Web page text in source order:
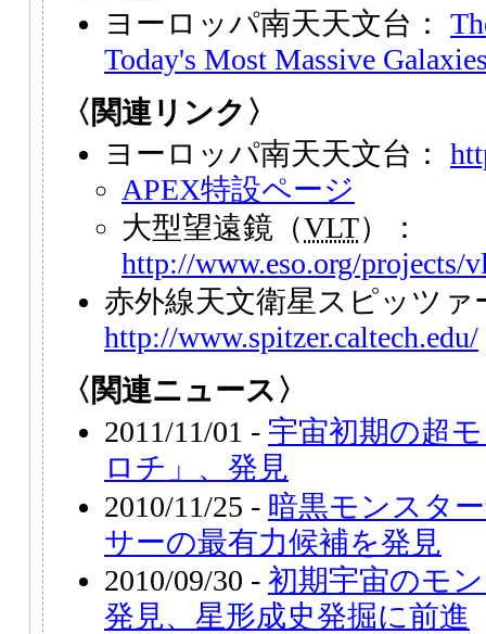
ヨーロッパ南天天文台：
Today's Most Massive
〈関連リンク〉
ヨーロッパ南天天文台：
APEX特設ページ
大型望遠鏡（VLT）：
http://www.eso.org/projects/
赤外線天文衛星スピッツァ
http://www.spitzer.caltech.edu/
〈関連ニュース〉
2011/11/01 - 宇宙初期の超
ロチ」、発見
2010/11/25 - 暗黒モンスタ
サーの最有力候補を発見
2010/09/30 - 初期宇宙のモ
発見、星形成史発掘に前進